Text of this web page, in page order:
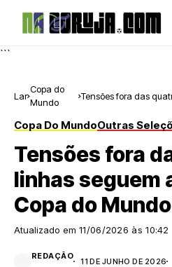
```
Lar
Copa do
Mundo
Tensões fora das
Copa Do MundoOutras
Tensões fora
linhas seguem
Copa do
Atualizado em 11/06/2026 às 10:42
REDAÇÃO
11 DE JUNHO DE 2026